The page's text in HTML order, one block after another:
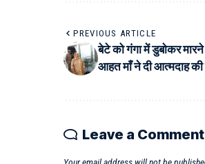
PREVIOUS ARTICLE
बेटे को गंगा में डुबोकर मारने
आहत माँ ने दी आत्मदाह की
Leave a Comment